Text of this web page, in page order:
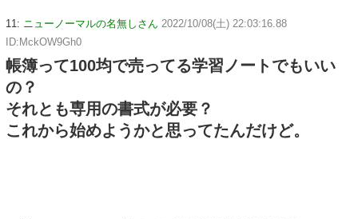
11: ニューノーマルの名無しさん 2022/10/08(土) 22:03:16.88
ID:MckOW9Gh0
帳簿って100均で売ってる学習ノートでもいい
の？
それとも専用の書式が必要？
これから始めようかと思ってたんだけど。